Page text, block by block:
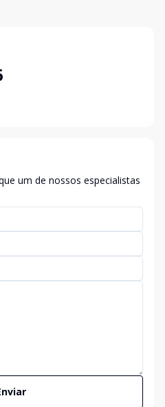
um de nossos especialistas